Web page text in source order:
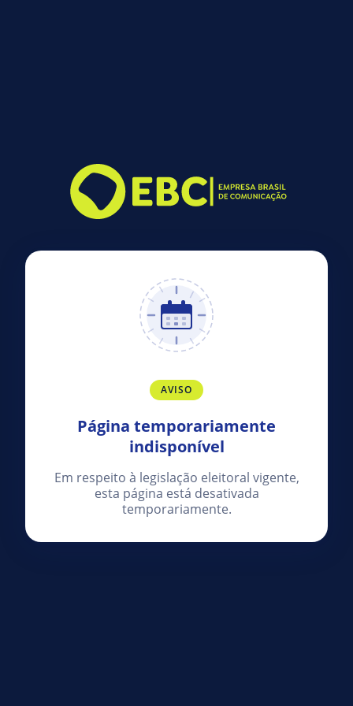
AVISO
Página temporariamente
indisponível
Em respeito à legislação eleitoral vigente,
esta página está desativada
temporariamente.